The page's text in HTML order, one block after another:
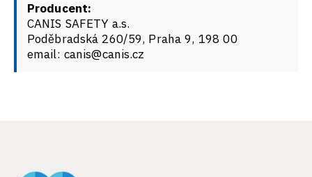
Producent:
CANIS SAFETY a.s.
Poděbradská 260/59, Praha 9, 198 00
email: canis@canis.cz